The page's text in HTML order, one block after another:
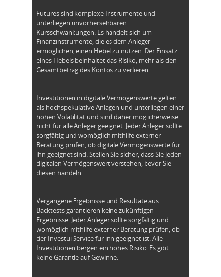
Futures sind komplexe Instrumente und
unterliegen unvorhersehbaren
Kursschwankungen. Es handelt sich um
Finanzinstrumente, die es dem Anleger
ermöglichen, einen Hebel zu nutzen. Der Einsatz
eines Hebels beinhaltet das Risiko, mehr als den
Gesamtbetrag des Kontos zu verlieren.
Investitionen in digitale Vermögenswerte gelten
als hochspekulative Anlagen und unterliegen einer
hohen Volatilität und sind daher möglicherweise
nicht für alle Anleger geeignet. Jeder Anleger sollte
sorgfältig und womöglich mithilfe externer
Beratung prüfen, ob digitale Vermögenswerte für
ihn geeignet sind. Stellen Sie sicher, dass Sie jeden
digitalen Vermögenswert verstehen, bevor Sie
diesen handeln.
Vergangene Ergebnisse und Resultate aus
Backtests garantieren keine zukünftigen
Ergebnisse. Jeder Anleger sollte sorgfältig und
womöglich mithilfe externer Beratung prüfen, ob
der Investui Service für ihn geeignet ist. Alle
Investitionen bergen ein hohes Risiko. Es gibt
keine Garantie auf Gewinne.